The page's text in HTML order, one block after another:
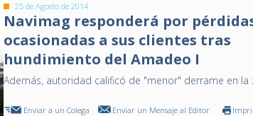
25 de Agosto de 2014
Navimag responderá por
ocasionadas a sus clientes tras
hundimiento del Amadeo I
Además, autoridad calificó de "menor" derrame en la
Enviar a un Colega Enviar un Mensaje al Editor